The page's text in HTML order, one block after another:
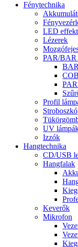
Fénytechnika
LED
Lézerek
PAR/BAR
Profil
UV
Izzók
Hangtechnika
CD/USB
Hangfalak
Keverők
Mikrofon